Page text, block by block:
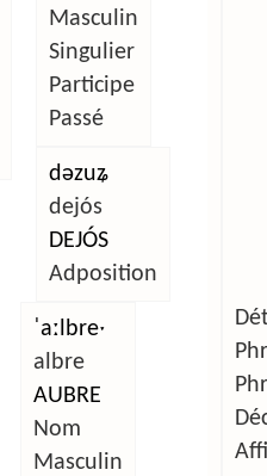
Masculin
Singulier
Participe
Passé
dəzuʑ
dejós
DEJÓS
Adposition
ˈaːlbreˑ
albre
AUBRE
Nom
Masculin